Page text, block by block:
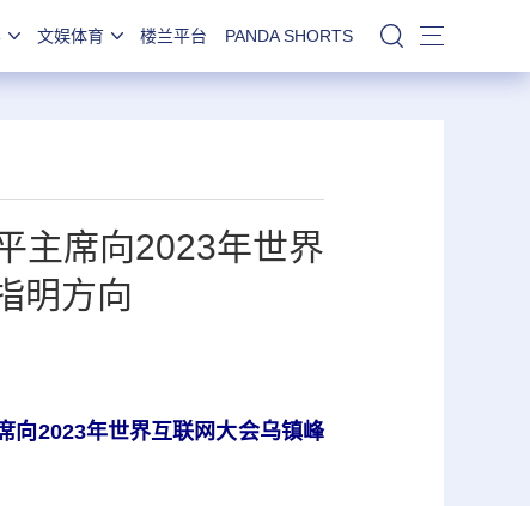
文娱体育 楼兰平台 PANDA SHORTS 站内搜索
主席向2023年世界
明方向
2023年世界互联网大会乌镇峰